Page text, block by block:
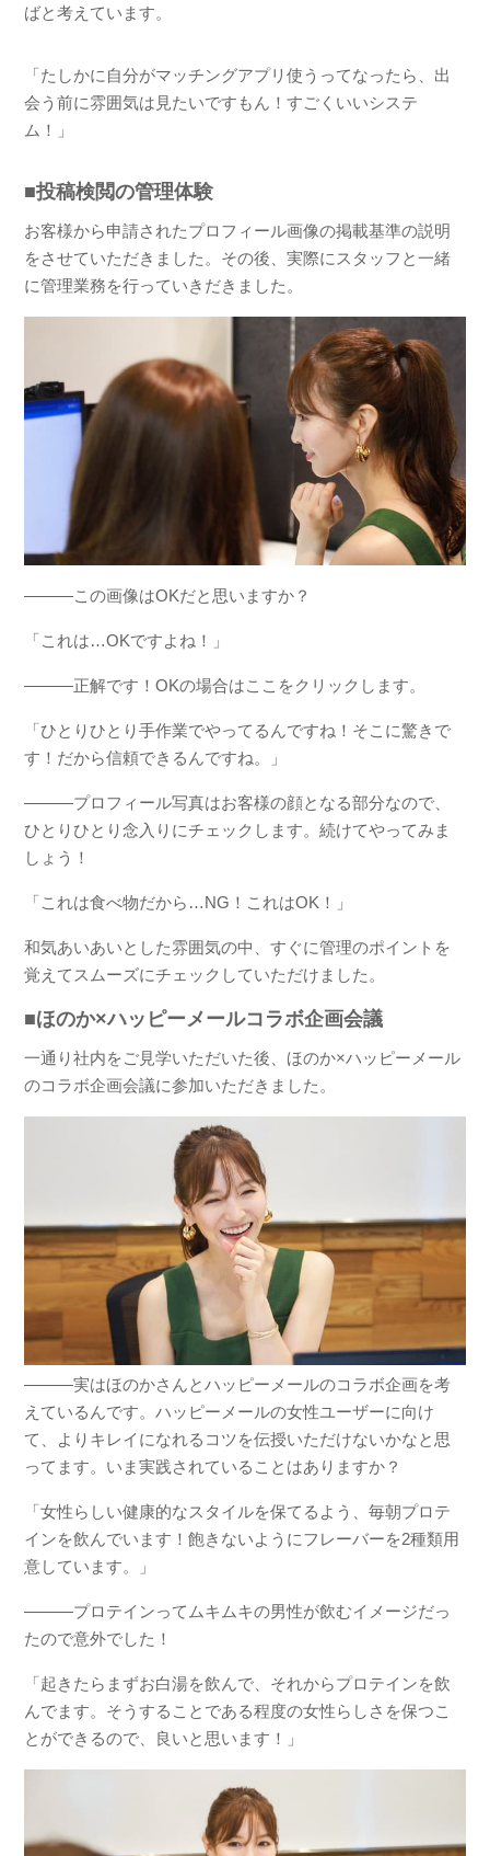
ばと考えています。
「たしかに自分がマッチングアプリ使うってなったら、出
会う前に雰囲気は見たいですもん！すごくいいシステ
ム！」
■投稿検閲の管理体験
お客様から申請されたプロフィール画像の掲載基準の説明
をさせていただきました。その後、実際にスタッフと一緒
に管理業務を行っていきだきました。
―――この画像はOKだと思いますか？
「これは…OKですよね！」
―――正解です！OKの場合はここをクリックします。
「ひとりひとり手作業でやってるんですね！そこに驚きで
す！だから信頼できるんですね。」
―――プロフィール写真はお客様の顔となる部分なので、
ひとりひとり念入りにチェックします。続けてやってみま
しょう！
「これは食べ物だから…NG！これはOK！」
和気あいあいとした雰囲気の中、すぐに管理のポイントを
覚えてスムーズにチェックしていただけました。
■ほのか×ハッピーメールコラボ企画会議
一通り社内をご見学いただいた後、ほのか×ハッピーメール
のコラボ企画会議に参加いただきました。
―――実はほのかさんとハッピーメールのコラボ企画を考
えているんです。ハッピーメールの女性ユーザーに向け
て、よりキレイになれるコツを伝授いただけないかなと思
ってます。いま実践されていることはありますか？
「女性らしい健康的なスタイルを保てるよう、毎朝プロテ
インを飲んでいます！飽きないようにフレーバーを2種類用
意しています。」
―――プロテインってムキムキの男性が飲むイメージだっ
たので意外でした！
「起きたらまずお白湯を飲んで、それからプロテインを飲
んでます。そうすることである程度の女性らしさを保つこ
とができるので、良いと思います！」